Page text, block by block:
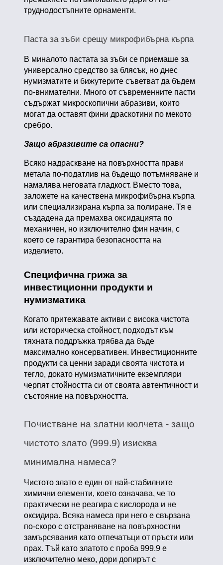
труднодостъпните орнаменти.
Паста за зъби срещу микрофибърна кърпа
В миналото пастата за зъби се приемаше за
универсално средство за блясък, но днес
нумизматите и бижутерите съветват да бъдем
по-внимателни. Много от съвременните пасти
съдържат микроскопични абразиви, които
могат да оставят фини драскотини по мекото
сребро.
Защо абразивите са опасни?
Всяко надраскване на повърхността прави
метала по-податлив на бъдещо потъмняване и
намалява неговата гладкост. Вместо това,
заложете на качествена микрофибърна кърпа
или специализирана кърпа за полиране. Тя е
създадена да премахва оксидацията по
механичен, но изключително фин начин, с
което се гарантира безопасността на
изделието.
Специфична грижа за
инвестиционни продукти и
нумизматика
Когато притежавате активи с висока чистота
или историческа стойност, подходът към
тяхната поддръжка трябва да бъде
максимално консервативен. Инвестиционните
продукти са ценни заради своята чистота и
тегло, докато нумизматичните екземпляри
черпят стойността си от своята автентичност и
състояние на повърхността.
Почистване на златни кюлчета - защо
чистото злато (999.9) изисква
минимална намеса?
Чистото злато е един от най-стабилните
химични елементи, което означава, че то
практически не реагира с кислорода и не
оксидира. Всяка намеса при него е свързана
по-скоро с отстраняване на повърхностни
замърсявания като отпечатъци от пръсти или
прах. Тъй като златото с проба 999.9 е
изключително меко, дори допирът с